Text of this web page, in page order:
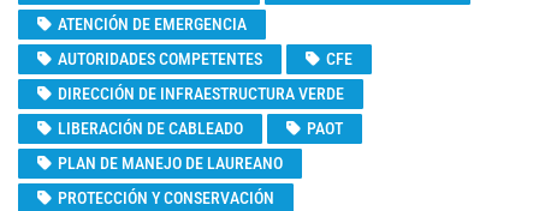
ATENCIÓN DE EMERGENCIA
AUTORIDADES COMPETENTES
CFE
DIRECCIÓN DE INFRAESTRUCTURA VERDE
LIBERACIÓN DE CABLEADO
PAOT
PLAN DE MANEJO DE LAUREANO
PROTECCIÓN Y CONSERVACIÓN